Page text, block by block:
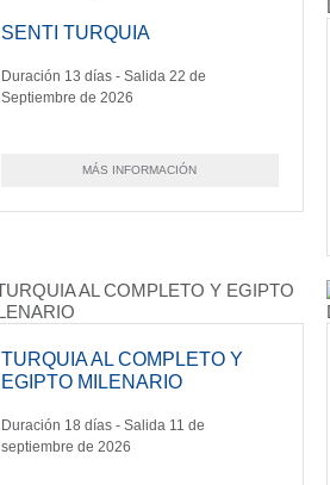
SENTI TURQUIA
Duración 13 días - Salida 22 de
Septiembre de 2026
MÁS INFORMACIÓN
TURQUIA AL COMPLETO Y
EGIPTO MILENARIO
Duración 18 días - Salida 11 de
septiembre de 2026